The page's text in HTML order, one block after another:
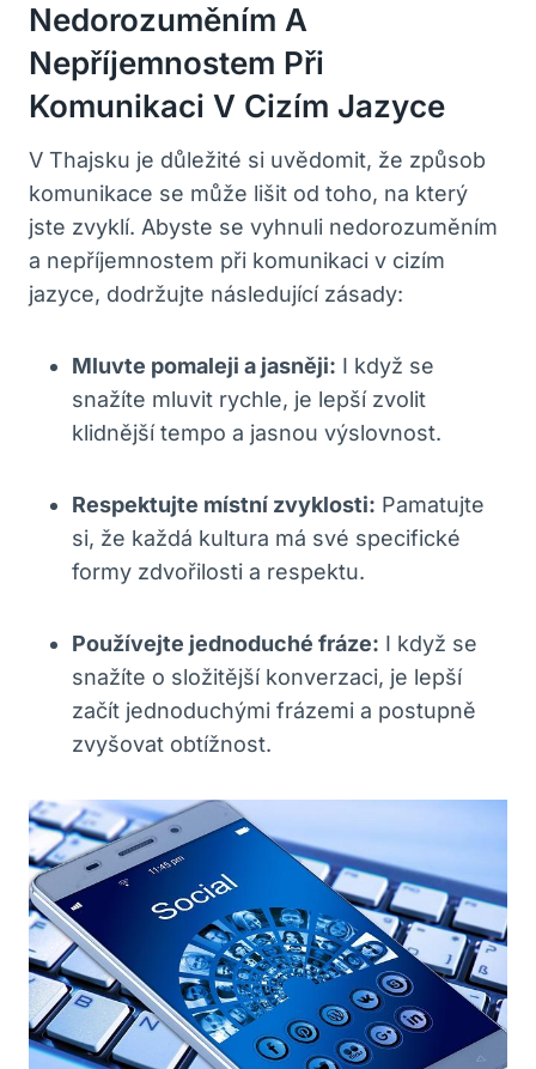
Nedorozuměním A
Nepříjemnostem Při
Komunikaci V Cizím Jazyce
V Thajsku je důležité si uvědomit, že‍ způsob
komunikace se může lišit od​ toho, na který
jste zvyklí. Abyste se vyhnuli nedorozuměním
a nepříjemnostem při komunikaci v cizím
jazyce, dodržujte následující zásady:
Mluvte pomaleji a jasněji: I když se
snažíte mluvit‍ rychle, je lepší zvolit
klidnější tempo ‍a jasnou výslovnost.
Respektujte místní zvyklosti: Pamatujte
si, že každá⁤ kultura má své specifické
formy zdvořilosti a respektu.
Používejte jednoduché fráze: I když se
snažíte o složitější konverzaci, je lepší
začít jednoduchými frázemi a postupně
‌zvyšovat obtížnost.